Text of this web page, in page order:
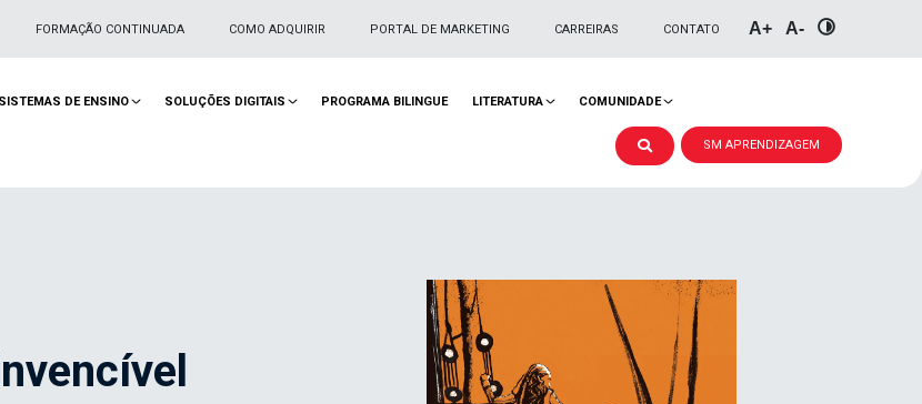
FORMAÇÃO CONTINUADA COMO ADQUIRIR PORTAL DE MARKETING CARREIRAS CONTATO A+ A-
SISTEMAS DE ENSINO SOLUÇÕES DIGITAIS PROGRAMA BILINGUE LITERATURA COMUNIDADE
SM APRENDIZAGEM